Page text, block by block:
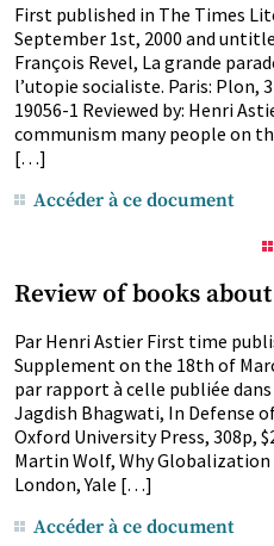
First published in The Times
September 1st, 2000 and
François Revel, La grande
l’utopie socialiste. Paris: Plon,
19056-1 Reviewed by: Henri
communism many people on
[…]
Accéder à ce document
Review of books
Par Henri Astier First time
Supplement on the 18th of
par rapport à celle publiée dans
Jagdish Bhagwati, In Defense
Oxford University Press, 308p,
Martin Wolf, Why Globalization
London, Yale […]
Accéder à ce document